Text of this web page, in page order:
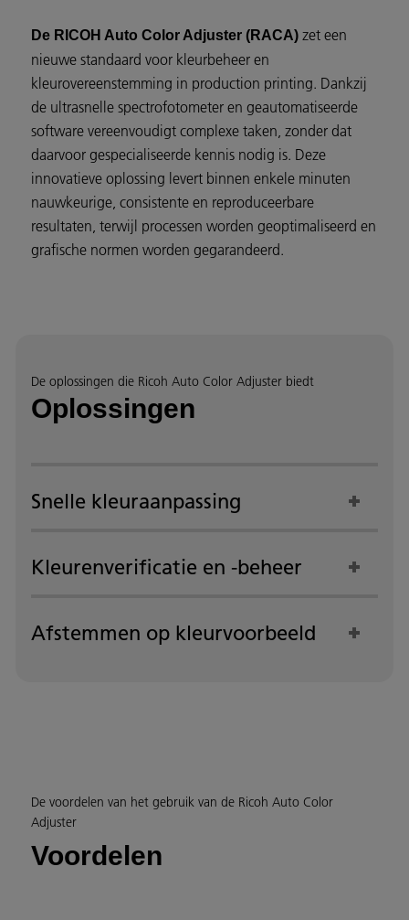
De RICOH Auto Color Adjuster (RACA) zet een
nieuwe standaard voor kleurbeheer en
kleurovereenstemming in production printing. Dankzij
de ultrasnelle spectrofotometer en geautomatiseerde
software vereenvoudigt complexe taken, zonder dat
daarvoor gespecialiseerde kennis nodig is. Deze
innovatieve oplossing levert binnen enkele minuten
nauwkeurige, consistente en reproduceerbare
resultaten, terwijl processen worden geoptimaliseerd en
grafische normen worden gegarandeerd.
De oplossingen die Ricoh Auto Color Adjuster biedt
Oplossingen
Snelle kleuraanpassing
Kleurenverificatie en -beheer
Afstemmen op kleurvoorbeeld
De voordelen van het gebruik van de Ricoh Auto Color
Adjuster
Voordelen